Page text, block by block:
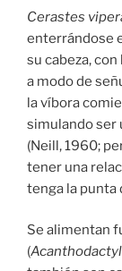
Cerastes
enterrándose
su cabeza,
a modo de
la víbora
simulando ser
(Neill, 1960;
tener una
tenga la punta
Se alimentan
(